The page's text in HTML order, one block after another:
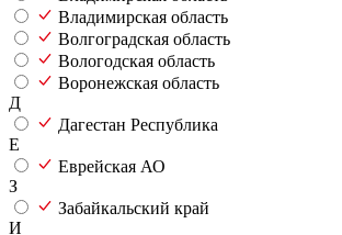
Владимирская область
Волгоградская область
Вологодская область
Воронежская область
Д
Дагестан Республика
Е
Еврейская АО
З
Забайкальский край
И